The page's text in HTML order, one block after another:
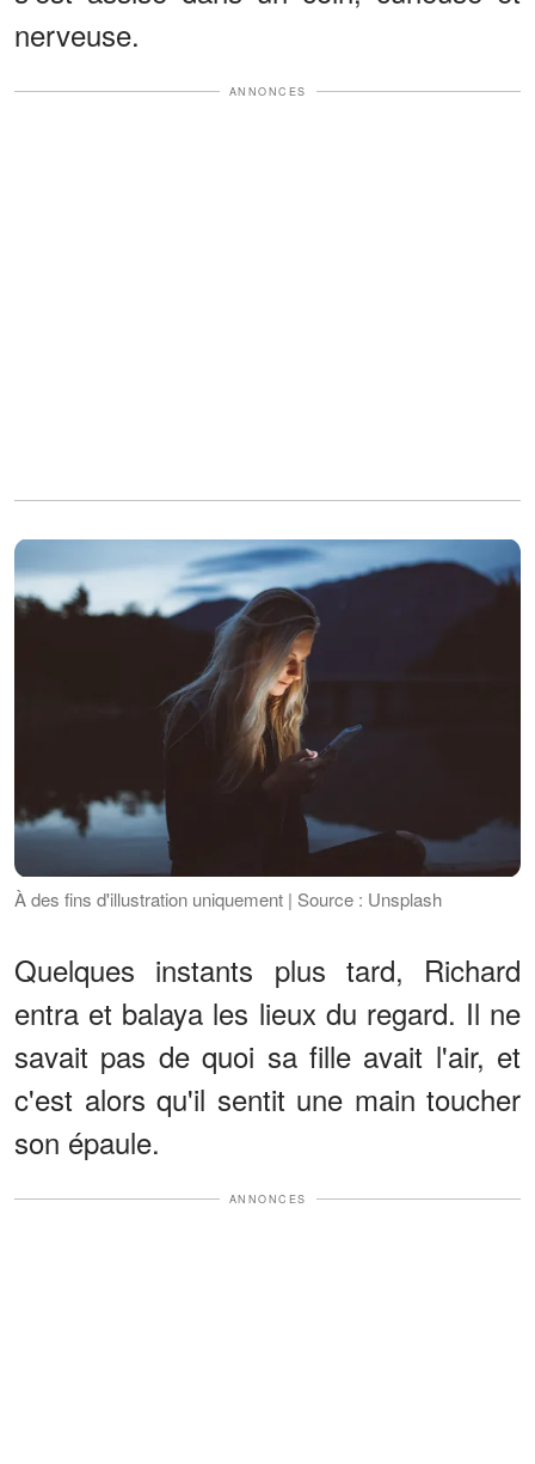
nerveuse.
ANNONCES
À des fins d'illustration uniquement | Source : Unsplash
Quelques instants plus tard, Richard
entra et balaya les lieux du regard. Il ne
savait pas de quoi sa fille avait l'air, et
c'est alors qu'il sentit une main toucher
son épaule.
ANNONCES